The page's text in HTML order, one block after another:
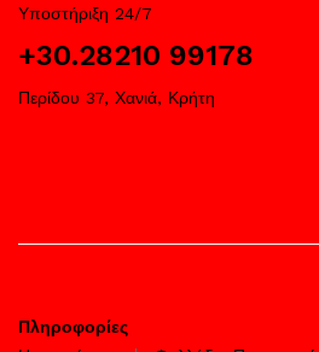
Υποστήριξη 24/7
+30.28210 99178
Περίδου 37, Χανιά, Κρήτη
Πληροφορίες